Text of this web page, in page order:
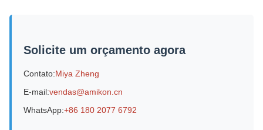
Solicite um orçamento agora
Contato:Miya Zheng
E-mail:vendas@amikon.cn
WhatsApp:+86 180 2077 6792